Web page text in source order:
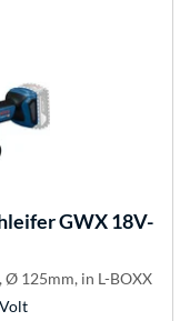
GWX 18V-
Ø 125mm, in L-BOXX